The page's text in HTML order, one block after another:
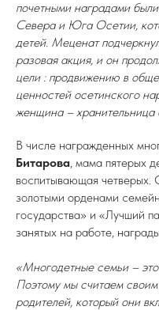
почетными наградами
Севера и Юга Осетии,
детей. Меценат
разовая акция, и он
цели : продвижению в
ценностей осетинского
женщина – хранительница
В числе награжденных
Битарова, мама пятерых
воспитывающая
золотыми орденами
государства» и «Лучший
занятых на работе,
«Многодетные семьи –
Поэтому мы считаем своим
родителей, который они